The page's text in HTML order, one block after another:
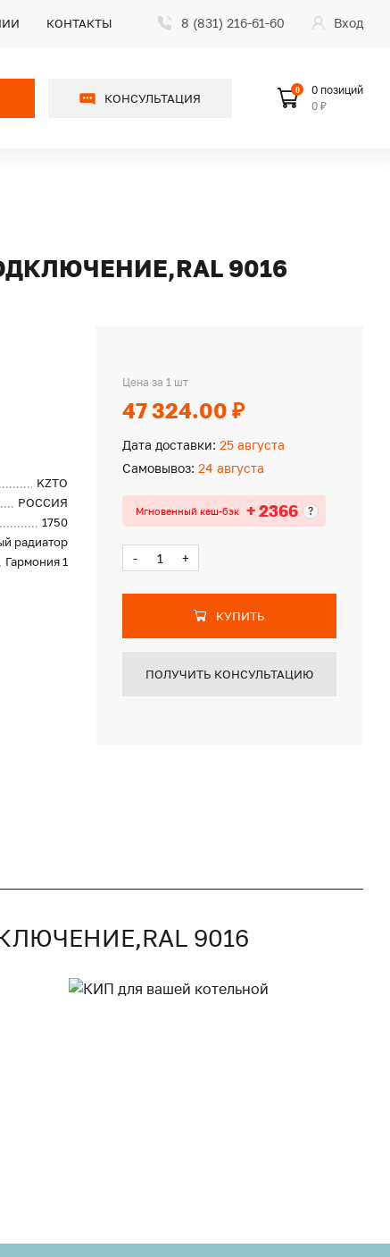
КОНТАКТЫ 8 (831) 216-61-60 Вход
КОНСУЛЬТАЦИЯ
0
0 позиций
0 ₽
9016
KZTO
РОССИЯ
1750
радиатор
Гармония 1
Цена за 1 шт
47 324.00 ₽
Дата доставки: 25 августа
Самовывоз: 24 августа
Мгновенный кеш-бэк + 2366 ?
- +
КУПИТЬ
ПОЛУЧИТЬ КОНСУЛЬТАЦИЮ
9016